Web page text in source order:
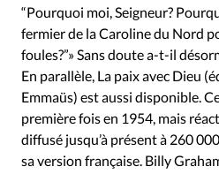
“Pourquoi moi, Seigneur?
fermier de la Caroline du Nord
foules?”» Sans doute a-t-il
En parallèle, La paix avec Dieu
Emmaüs) est aussi disponible.
première fois en 1954, mais
diffusé jusqu’à présent à 260
sa version française. Billy